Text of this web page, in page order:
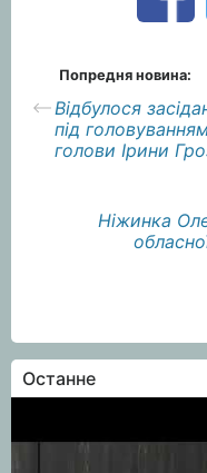
Попредня новина:
Відбулося
під
голови Ірини
Ніжинка
Останне